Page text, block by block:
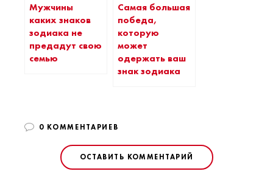
Мужчины
каких знаков
зодиака не
предадут свою
семью
Самая большая
победа,
которую
может
одержать ваш
знак зодиака
0 КОММЕНТАРИЕВ
ОСТАВИТЬ КОММЕНТАРИЙ